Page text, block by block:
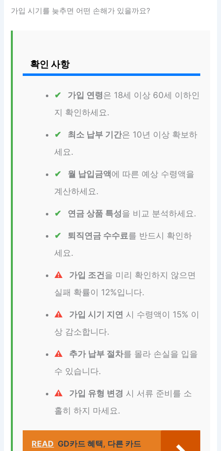
가입 시기를 늦추면 어떤 손해가 있을까요?
확인 사항
가입 연령은 18세 이상 60세 이하인
지 확인하세요.
최소 납부 기간은 10년 이상 확보하
세요.
월 납입금액 에 따른 예상 수령액을
계산하세요.
연금 상품 특성을 비교 분석하세요.
퇴직연금 수수료를 반드시 확인하
세요.
가입 조건을 미리 확인하지 않으면
실패 확률이 12%입니다.
가입 시기 지연 시 수령액이 15% 이
상 감소합니다.
추가 납부 절차를 몰라 손실을 입을
수 있습니다.
가입 유형 변경 시 서류 준비를 소
홀히 하지 마세요.
READ GD카드 혜택, 다른 카드